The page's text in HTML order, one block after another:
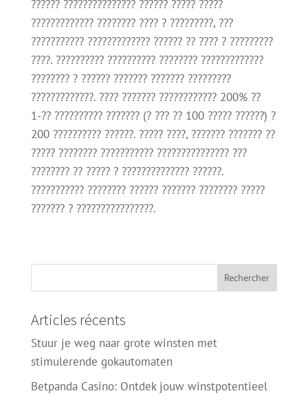
?????? ??????????????? ?????? ????? ?????
????????????? ???????? ???? ? ?????????, ???
??????????? ????????????? ?????? ?? ???? ? ?????????
????. ?????????? ?????????? ???????? ?????????????
???????? ? ?????? ??????? ??????? ?????????
?????????????. ???? ??????? ???????????? 200% ??
1-?? ?????????? ??????? (? ??? ?? 100 ????? ??????) ?
200 ?????????? ??????. ????? ????, ??????? ??????? ??
????? ???????? ??????????? ??????????????? ???
???????? ?? ????? ? ?????????????? ??????.
??????????? ???????? ?????? ??????? ???????? ?????
??????? ? ????????????????.
Articles récents
Stuur je weg naar grote winsten met
stimulerende gokautomaten
Betpanda Casino: Ontdek jouw winstpotentieel